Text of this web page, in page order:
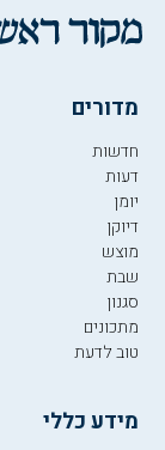
מדורים
חדשות
דעות
יומן
דיוקן
מוצש
שבת
סגנון
מתכונים
טוב לדעת
מידע כללי